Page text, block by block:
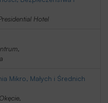
Hotel
Mikro, Małych i Średnich